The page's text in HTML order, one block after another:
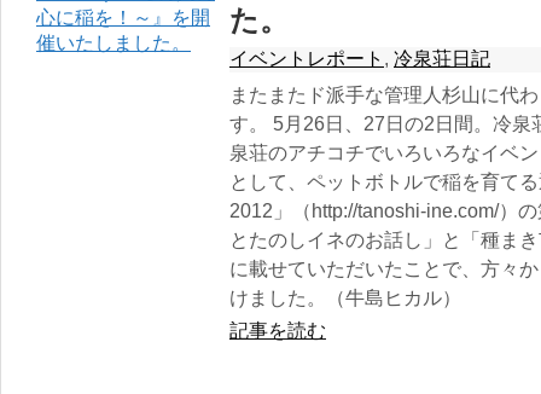
た。
イベントレポート , 冷泉荘日記
またまたド派手な管理人杉山に代
す。 5月26日、27日の2日間。冷
泉荘のアチコチでいろいろなイベ
として、ペットボトルで稲を育て
2012」（http://tanoshi-ine.com/）
とたのしイネのお話し」と「種ま
に載せていただいたことで、方々
けました。（牛島ヒカル）
記事を読む